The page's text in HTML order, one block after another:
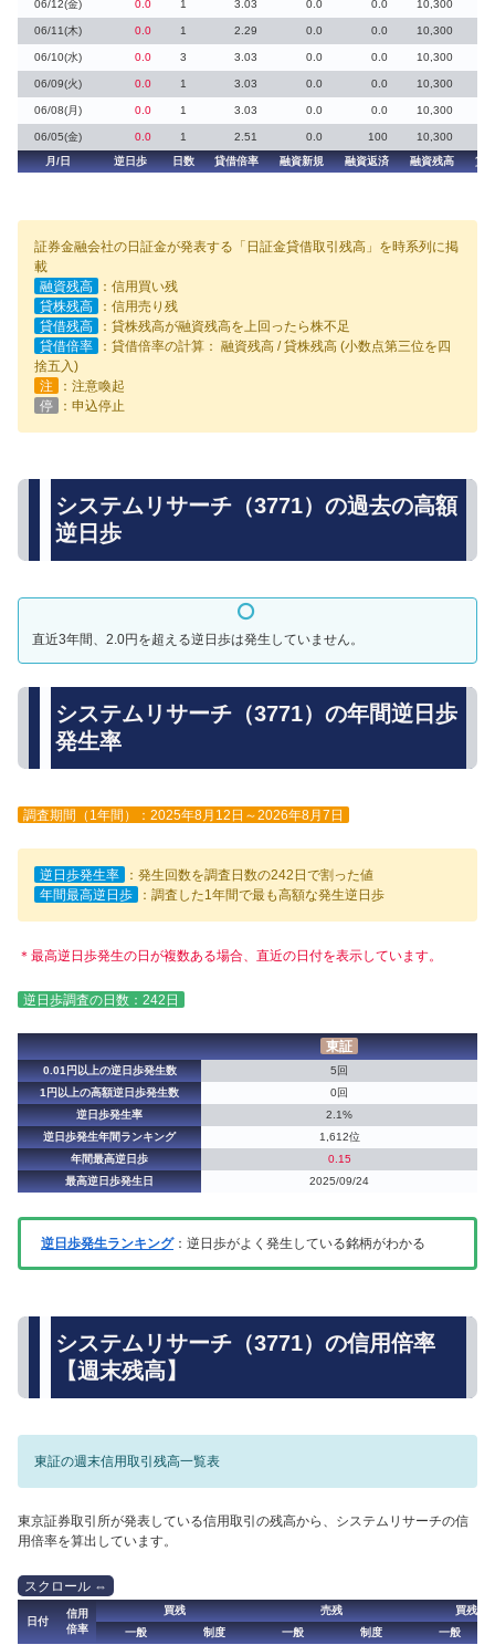
06/12(金) 0.0 1 3.03 0.0 0.0 10,300
06/11(木) 0.0 1 2.29 0.0 0.0 10,300
06/10(水) 0.0 3 3.03 0.0 0.0 10,300
06/09(火) 0.0 1 3.03 0.0 0.0 10,300
06/08(月) 0.0 1 3.03 0.0 0.0 10,300
06/05(金) 0.0 1 2.51 0.0 100
10,300
月/日
逆日歩 日数 貸借倍率 融資新規 融資返済 融資残高 貸
証券金融会社の日証金が発表する「日証金貸借取引残高」を時系列に掲
載
融資残高
：信用買い残
貸株残高
：信用売り残
貸借残高
：貸株残高が融資残高を上回ったら株不足
貸借倍率
：貸借倍率の計算： 融資残高 / 貸株残高 (小数点第三位を四
捨五入)
注
：注意喚起
停
：申込停止
システムリサーチ（3771）の過去の高額
逆日歩
直近3年間、2.0円を超える逆日歩は発生していません。
システムリサーチ（3771）の年間逆日歩
発生率
調査期間（1年間）：2025年8月12日～2026年8月7日
逆日歩発生率
：発生回数を調査日数の242日で割った値
年間最高逆日歩
：調査した1年間で最も高額な発生逆日歩
＊最高逆日歩発生の日が複数ある場合、直近の日付を表示しています。
逆日歩調査の日数：242日
東証
0.01円以上の逆日歩発生数
5回
1円以上の高額逆日歩発生数
0回
逆日歩発生率
2.1%
逆日歩発生年間ランキング
1,612位
年間最高逆日歩
0.15
最高逆日歩発生日
2025/09/24
逆日歩発生ランキング：逆日歩がよく発生している銘柄がわかる
システムリサーチ（3771）の信用倍率
【週末残高】
東証の週末信用取引残高一覧表
東京証券取引所が発表している信用取引の残高から、システムリサーチの信
用倍率を算出しています。
日付
信用
倍率
買残 売残
買残（
一般
制度 一般 制度 一般